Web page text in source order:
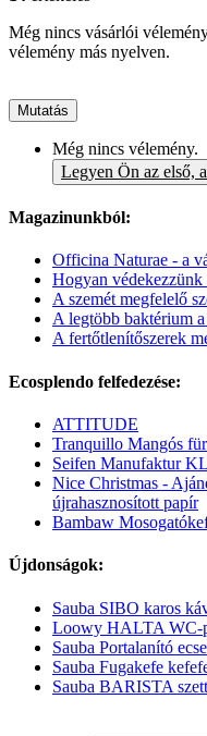
Még nincs vásárlói
vélemény más nyelven.
Mutatás
Még nincs vélemény.
Legyen Ön az első,
Magazinunkból:
Officina Naturae - a
Hogyan védekezzünk
A szemét megfelelő
A legtöbb baktérium a
A fertőtlenítőszerek
Ecosplendo felfedezése:
ATTITUDE
Tranquillo Mangós
Seifen Manufaktur
Nice Christmas -
újrahasznosított papír
Bambaw
Újdonságok:
Sauba SIBO karos
Loowy HALTA WC-
Sauba Portalanító
Sauba Fugakefe
Sauba BARISTA szett